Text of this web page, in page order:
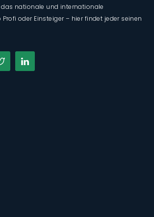
nationale und internationale
oder Einsteiger – hier findet jeder seinen